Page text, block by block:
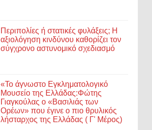
Περιπολίες ή στατικές φυλάξεις; Η
αξιολόγηση κινδύνου καθορίζει τον
σύγχρονο αστυνομικό σχεδιασμό
«Το άγνωστο Εγκληματολογικό
Μουσείο της Ελλάδας:Φώτης
Γιαγκούλας ο «Βασιλιάς των
Ορέων» που έγινε ο πιο θρυλικός
λήσταρχος της Ελλάδας ( Γ' Μέρος)